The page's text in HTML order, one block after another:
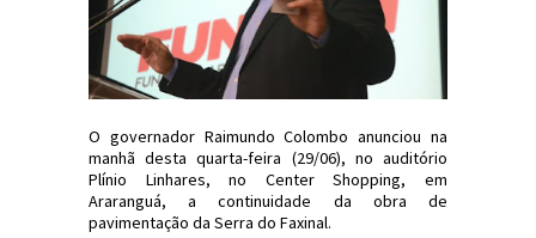
O governador Raimundo Colombo anunciou na
manhã desta quarta-feira (29/06), no auditório
Plínio Linhares, no Center Shopping, em
Araranguá, a continuidade da obra de
pavimentação da Serra do Faxinal.